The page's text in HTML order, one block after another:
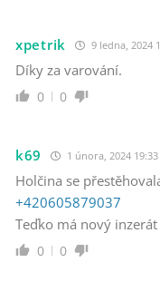
xpetrik 9 ledna, 2024
Díky za varování.
0 0
k69 1 února, 2024 19:33
Holčina se
+420605879037
Teďko má nový
0 0